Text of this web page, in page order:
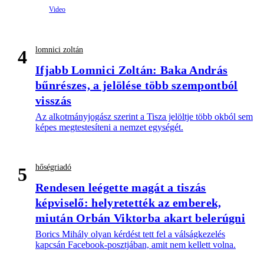
4 lomnici zoltán
Ifjabb Lomnici Zoltán: Baka András
bűnrészes, a jelölése több szempontból
visszás
Az alkotmányjogász szerint a Tisza jelöltje több okból sem
képes megtestesíteni a nemzet egységét.
5 hőségriadó
Rendesen leégette magát a tiszás
képviselő: helyretették az emberek,
miután Orbán Viktorba akart belerúgni
Borics Mihály olyan kérdést tett fel a válságkezelés
kapcsán Facebook-posztjában, amit nem kellett volna.